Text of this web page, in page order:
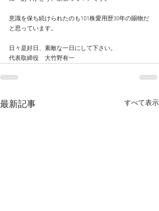
意識を保ち続けられたのも101株愛用歴30年の賜物だ
と思っています。
日々是好日、素敵な一日にして下さい。
代表取締役　大竹野有一
最新記事 すべて表示